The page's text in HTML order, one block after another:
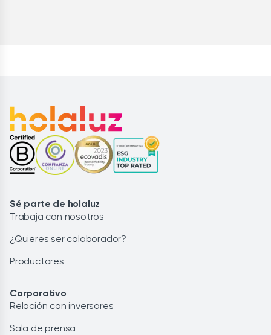
Sé parte de holaluz
Trabaja con nosotros
¿Quieres ser colaborador?
Productores
Corporativo
Relación con inversores
Sala de prensa